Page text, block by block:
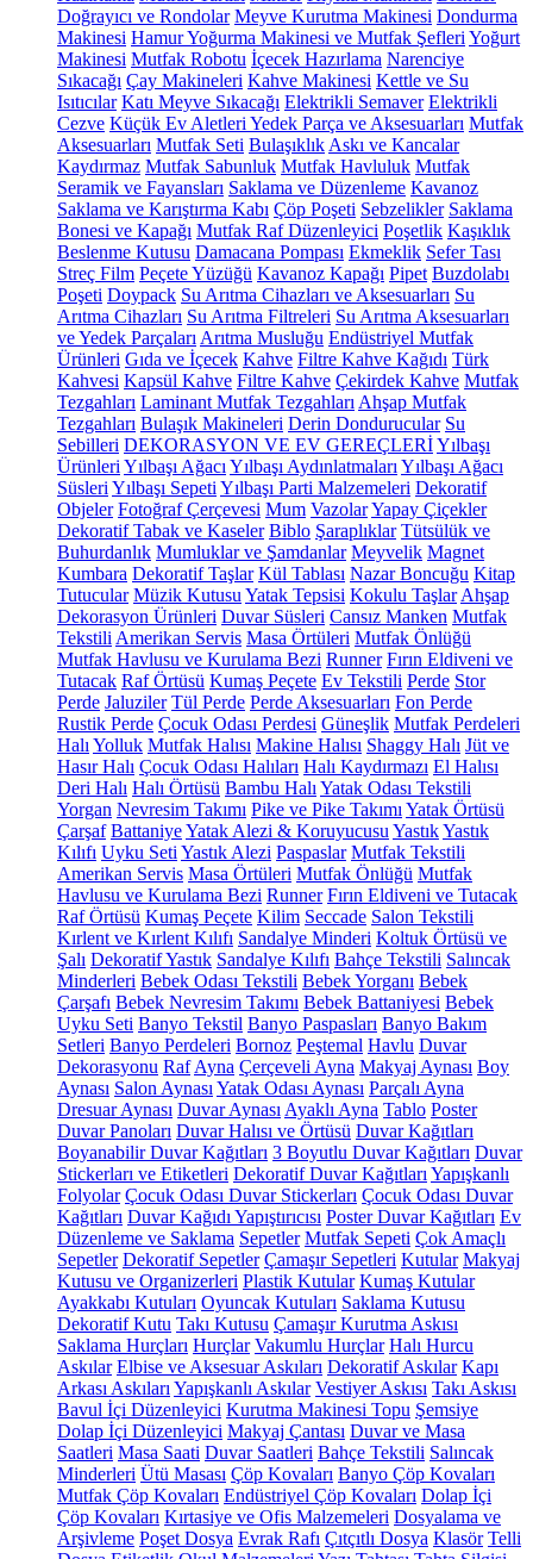
Doğrayıcı ve Rondolar Meyve Kurutma Makinesi Dondurma
Makinesi Hamur Yoğurma Makinesi ve Mutfak Şefleri Yoğurt
Makinesi Mutfak Robotu İçecek Hazırlama Narenciye
Sıkacağı Çay Makineleri Kahve Makinesi Kettle ve Su
Isıtıcılar Katı Meyve Sıkacağı Elektrikli Semaver Elektrikli
Cezve Küçük Ev Aletleri Yedek Parça ve Aksesuarları Mutfak
Aksesuarları Mutfak Seti Bulaşıklık Askı ve Kancalar
Kaydırmaz Mutfak Sabunluk Mutfak Havluluk Mutfak
Seramik ve Fayansları Saklama ve Düzenleme Kavanoz
Saklama ve Karıştırma Kabı Çöp Poşeti Sebzelikler Saklama
Bonesi ve Kapağı Mutfak Raf Düzenleyici Poşetlik Kaşıklık
Beslenme Kutusu Damacana Pompası Ekmeklik Sefer Tası
Streç Film Peçete Yüzüğü Kavanoz Kapağı Pipet Buzdolabı
Poşeti Doypack Su Arıtma Cihazları ve Aksesuarları Su
Arıtma Cihazları Su Arıtma Filtreleri Su Arıtma Aksesuarları
ve Yedek Parçaları Arıtma Musluğu Endüstriyel Mutfak
Ürünleri Gıda ve İçecek Kahve Filtre Kahve Kağıdı Türk
Kahvesi Kapsül Kahve Filtre Kahve Çekirdek Kahve Mutfak
Tezgahları Laminant Mutfak Tezgahları Ahşap Mutfak
Tezgahları Bulaşık Makineleri Derin Dondurucular Su
Sebilleri DEKORASYON VE EV GEREÇLERİYılbaşı
Ürünleri Yılbaşı Ağacı Yılbaşı Aydınlatmaları Yılbaşı Ağacı
Süsleri Yılbaşı Sepeti Yılbaşı Parti Malzemeleri Dekoratif
Objeler Fotoğraf Çerçevesi Mum VazolarYapay Çiçekler
Dekoratif Tabak ve Kaseler Biblo Şaraplıklar Tütsülük ve
Buhurdanlık Mumluklar ve Şamdanlar Meyvelik Magnet
Kumbara Dekoratif Taşlar Kül Tablası Nazar Boncuğu Kitap
Tutucular Müzik Kutusu Yatak Tepsisi Kokulu Taşlar Ahşap
Dekorasyon Ürünleri Duvar Süsleri Cansız Manken Mutfak
Tekstili Amerikan Servis Masa Örtüleri Mutfak Önlüğü
Mutfak Havlusu ve Kurulama Bezi Runner Fırın Eldiveni ve
Tutacak Raf Örtüsü Kumaş Peçete Ev Tekstili Perde Stor
Perde Jaluziler Tül Perde Perde Aksesuarları Fon Perde
Rustik Perde Çocuk Odası Perdesi Güneşlik Mutfak Perdeleri
Halı Yolluk Mutfak Halısı Makine Halısı Shaggy Halı Jüt ve
Hasır Halı Çocuk Odası Halıları Halı Kaydırmazı El Halısı
Deri Halı Halı Örtüsü Bambu Halı Yatak Odası Tekstili
Yorgan Nevresim Takımı Pike ve Pike Takımı Yatak Örtüsü
Çarşaf BattaniyeYatak Alezi & Koruyucusu YastıkYastık
Kılıfı Uyku Seti Yastık Alezi Paspaslar Mutfak Tekstili
Amerikan Servis Masa Örtüleri Mutfak Önlüğü Mutfak
Havlusu ve Kurulama Bezi Runner Fırın Eldiveni ve Tutacak
Raf Örtüsü Kumaş Peçete Kilim Seccade Salon Tekstili
Kırlent ve Kırlent Kılıfı Sandalye Minderi Koltuk Örtüsü ve
Şalı Dekoratif Yastık Sandalye Kılıfı Bahçe Tekstili Salıncak
Minderleri Bebek Odası Tekstili Bebek Yorganı Bebek
Çarşafı Bebek Nevresim Takımı Bebek Battaniyesi Bebek
Uyku Seti Banyo Tekstil Banyo Paspasları Banyo Bakım
Setleri Banyo Perdeleri Bornoz Peştemal Havlu Duvar
Dekorasyonu Raf Ayna Çerçeveli Ayna Makyaj Aynası Boy
Aynası Salon Aynası Yatak Odası Aynası Parçalı Ayna
Dresuar Aynası Duvar Aynası Ayaklı Ayna Tablo Poster
Duvar Panoları Duvar Halısı ve Örtüsü Duvar Kağıtları
Boyanabilir Duvar Kağıtları 3 Boyutlu Duvar Kağıtları Duvar
Stickerları ve Etiketleri Dekoratif Duvar Kağıtları Yapışkanlı
Folyolar Çocuk Odası Duvar Stickerları Çocuk Odası Duvar
Kağıtları Duvar Kağıdı Yapıştırıcısı Poster Duvar Kağıtları Ev
Düzenleme ve Saklama Sepetler Mutfak Sepeti Çok Amaçlı
Sepetler Dekoratif Sepetler Çamaşır Sepetleri Kutular Makyaj
Kutusu ve Organizerleri Plastik Kutular Kumaş Kutular
Ayakkabı Kutuları Oyuncak Kutuları Saklama Kutusu
Dekoratif Kutu Takı Kutusu Çamaşır Kurutma Askısı
Saklama Hurçları Hurçlar Vakumlu Hurçlar Halı Hurcu
Askılar Elbise ve Aksesuar Askıları Dekoratif Askılar Kapı
Arkası Askıları Yapışkanlı Askılar Vestiyer Askısı Takı Askısı
Bavul İçi Düzenleyici Kurutma Makinesi Topu Şemsiye
Dolap İçi Düzenleyici Makyaj Çantası Duvar ve Masa
Saatleri Masa Saati Duvar Saatleri Bahçe Tekstili Salıncak
Minderleri Ütü Masası Çöp Kovaları Banyo Çöp Kovaları
Mutfak Çöp Kovaları Endüstriyel Çöp Kovaları Dolap İçi
Çöp Kovaları Kırtasiye ve Ofis Malzemeleri Dosyalama ve
Arşivleme Poşet Dosya Evrak Rafı Çıtçıtlı Dosya Klasör Telli